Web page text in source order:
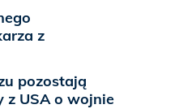
z
pozostają
z USA o wojnie